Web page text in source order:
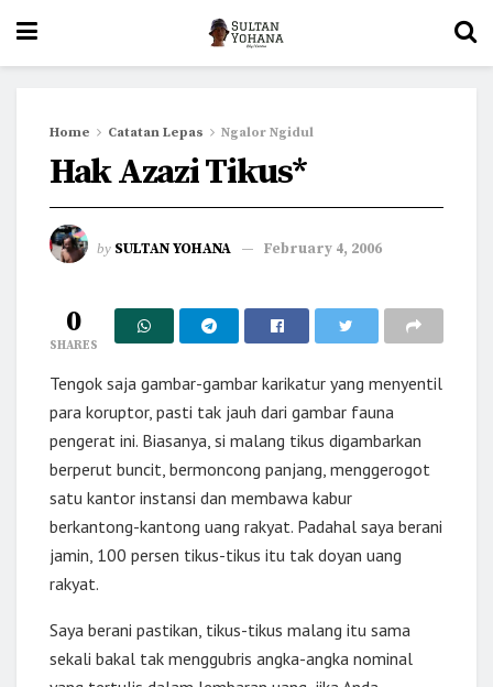
Home Catatan Lepas Ngalor Ngidul
Hak Azazi Tikus*
by SULTAN YOHANA February 4, 2006
0
SHARES
Tengok saja gambar-gambar karikatur yang menyentil
para koruptor, pasti tak jauh dari gambar fauna
pengerat ini. Biasanya, si malang tikus digambarkan
berperut buncit, bermoncong panjang, menggerogot
satu kantor instansi dan membawa kabur
berkantong-kantong uang rakyat. Padahal saya berani
jamin, 100 persen tikus-tikus itu tak doyan uang
rakyat.
Saya berani pastikan, tikus-tikus malang itu sama
sekali bakal tak menggubris angka-angka nominal